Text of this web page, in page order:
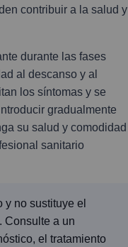
contribuir a la salud y
durante las fases
al descanso y al
los síntomas y se
gradualmente
su salud y comodidad
sanitario
y no sustituye el
Consulte a un
el tratamiento